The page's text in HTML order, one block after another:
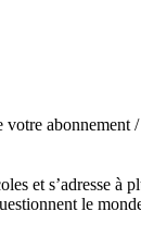
abonnement
et s’adresse à
le